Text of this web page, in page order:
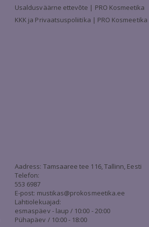
Usaldusväärne ettevõte | PRO Kosmeetika
KKK ja Privaatsuspoliitika | PRO Kosmeetika
Aadress: Tamsaaree tee 116, Tallinn, Eesti
Telefon:
553 6987
E-post: mustikas@prokosmeetika.ee
Lahtiolekuajad:
esmaspäev - laup / 10:00 - 20:00
Pühapäev / 10:00 - 18:00